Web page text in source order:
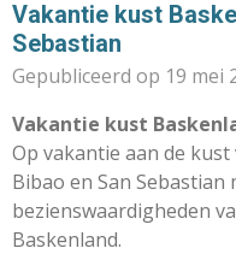
Vakantie kust
Sebastian
Gepubliceerd op 19 mei
Vakantie kust
Op vakantie aan de
Bibao en San Sebastian
bezienswaardigheden
Baskenland.